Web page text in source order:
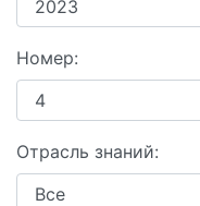
Номер:
Отрасль знаний: